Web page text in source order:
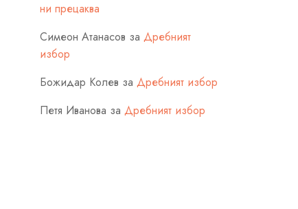
ни прецаква
Симеон Атанасов за Дребният
избор
Божидар Колев за Дребният избор
Петя Иванова за Дребният избор